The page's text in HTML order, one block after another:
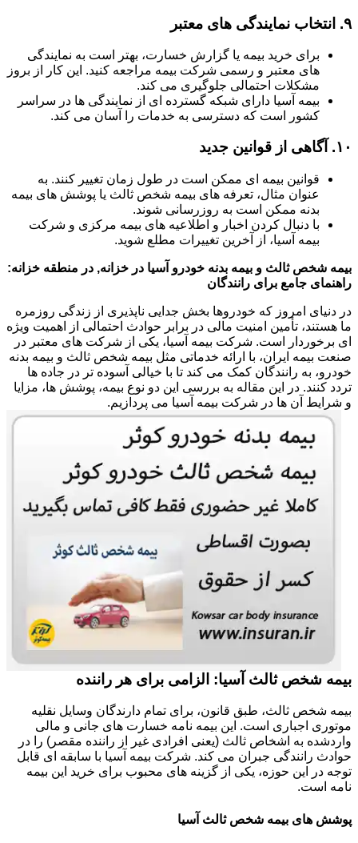
۹. انتخاب نمایندگی های معتبر
برای خرید بیمه یا گزارش خسارت، بهتر است به نمایندگی
های معتبر و رسمی شرکت بیمه مراجعه کنید. این کار از بروز
مشکلات احتمالی جلوگیری می کند.
بیمه آسیا دارای شبکه گسترده ای از نمایندگی ها در سراسر
کشور است که دسترسی به خدمات را آسان می کند.
۱۰. آگاهی از قوانین جدید
قوانین بیمه ای ممکن است در طول زمان تغییر کنند. به
عنوان مثال، تعرفه های بیمه شخص ثالث یا پوشش های بیمه
بدنه ممکن است به روزرسانی شوند.
با دنبال کردن اخبار و اطلاعیه های بیمه مرکزی و شرکت
بیمه آسیا، از آخرین تغییرات مطلع شوید.
بیمه شخص ثالث و بیمه بدنه خودرو آسیا در خزانه, در منطقه خزانه:
راهنمای جامع برای رانندگان
در دنیای امروز که خودروها بخش جدایی ناپذیری از زندگی روزمره
ما هستند، تأمین امنیت مالی در برابر حوادث احتمالی از اهمیت ویژه
ای برخوردار است. شرکت بیمه آسیا، یکی از شرکت های معتبر در
صنعت بیمه ایران، با ارائه خدماتی مثل بیمه شخص ثالث و بیمه بدنه
خودرو، به رانندگان کمک می کند تا با خیالی آسوده تر در جاده ها
تردد کنند. در این مقاله به بررسی این دو نوع بیمه، پوشش ها، مزایا
و شرایط آن ها در شرکت بیمه آسیا می پردازیم.
بیمه شخص ثالث آسیا: الزامی برای هر راننده
بیمه شخص ثالث، طبق قانون، برای تمام دارندگان وسایل نقلیه
موتوری اجباری است. این بیمه نامه خسارت های جانی و مالی
واردشده به اشخاص ثالث (یعنی افرادی غیر از راننده مقصر) را در
حوادث رانندگی جبران می کند. شرکت بیمه آسیا با سابقه ای قابل
توجه در این حوزه، یکی از گزینه های محبوب برای خرید این بیمه
نامه است.
پوشش های بیمه شخص ثالث آسیا